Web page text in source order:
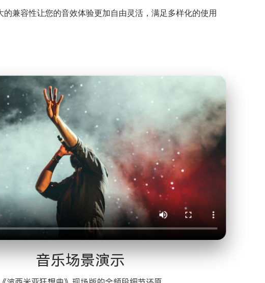
兼容性让您的音效体验更加自由灵活，满足多样化的使用
音乐场景演示